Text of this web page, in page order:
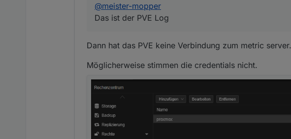
@meister-mopper
Das ist der PVE Log
Dann hat das PVE keine Verbindung zum metric server.
Möglicherweise stimmen die credentials nicht.